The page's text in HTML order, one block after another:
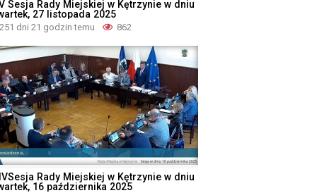
Sesja Rady Miejskiej w Kętrzynie w dniu
27 listopada 2025
251 dni 21 godzin temu 862
Rady Miejskiej w Kętrzynie w dniu
16 października 2025